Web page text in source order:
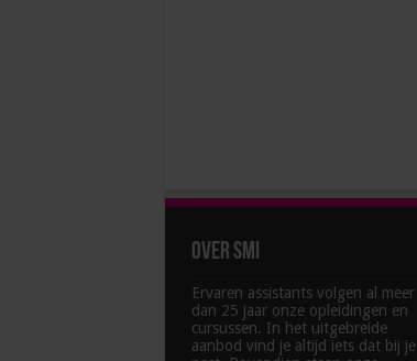
Over SMI
Ervaren assistants volgen al meer
dan 25 jaar onze opleidingen en
cursussen. In het uitgebreide
aanbod vind je altijd iets dat bij je